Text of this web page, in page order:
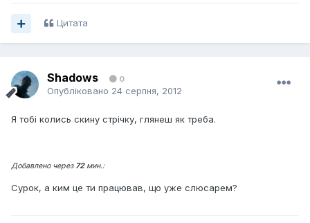
Цитата
Shadows 0
Опубліковано 24 серпня, 2012
Я тобi колись скину стрiчку, глянеш як треба.
Добавлено через 72мин.:
Сурок, а ким це ти працював, що уже слюсарем?